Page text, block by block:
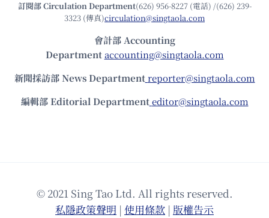
訂閱部 Circulation Department(626) 956-8227 (電話) /(626) 239-
3323 (傳真)circulation@singtaola.com
會計部 Accounting
Department accounting@singtaola.com
新聞採訪部 News Department reporter@singtaola.com
編輯部 Editorial Department editor@singtaola.com
© 2021 Sing Tao Ltd. All rights reserved.
私隱政策聲明 | 使⽤條款 | 版權告⽰